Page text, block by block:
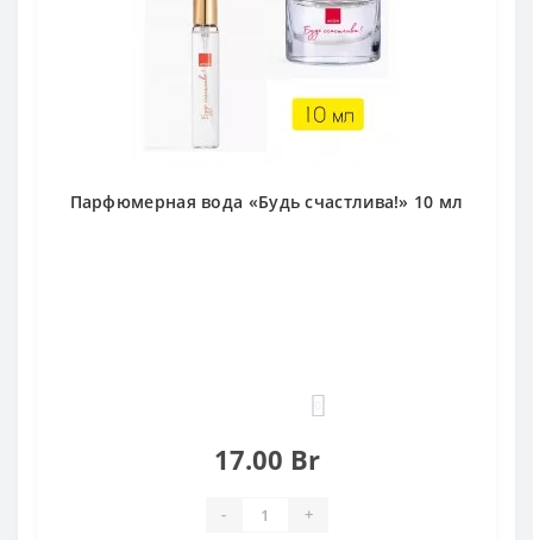
Парфюмерная вода «Будь счастлива!» 10 мл
17.00 Br
- +